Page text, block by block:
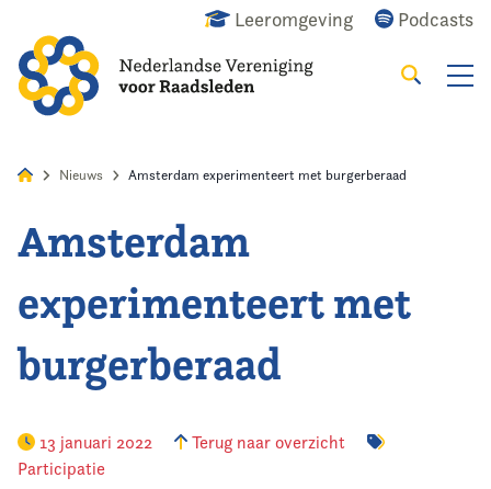
Leeromgeving Podcasts
Zoeken
Home
Agenda
Nieuws
Kennis & Informatie
Nieuws Amsterdam experimenteert met burgerberaad
Amsterdam
experimenteert met
burgerberaad
13 januari 2022
Terug naar overzicht
Participatie